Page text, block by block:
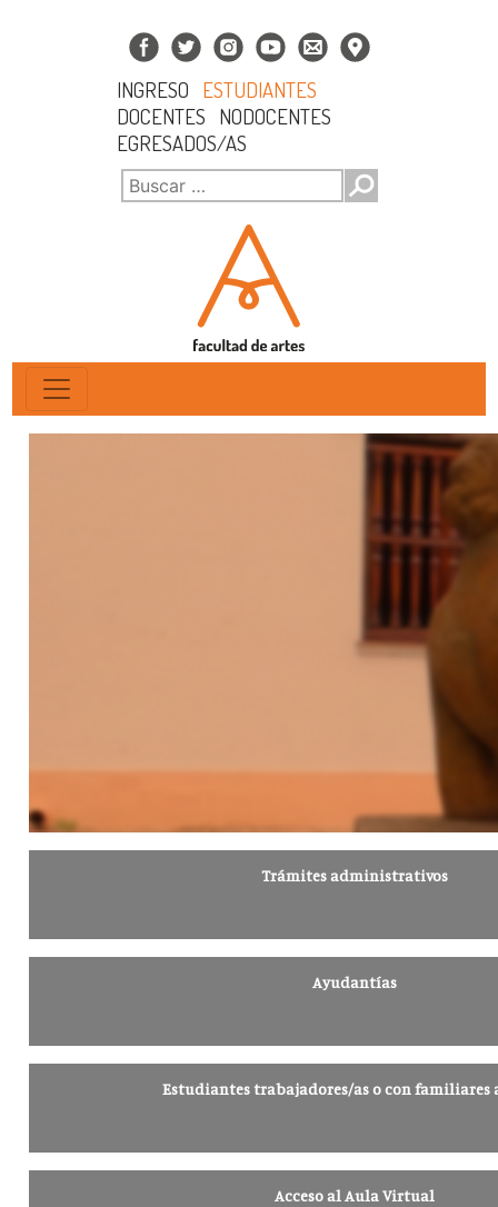
INGRESO
ESTUDIANTES
DOCENTES
NODOCENTES
EGRESADOS/AS
Trámites administrativos
Ayudantías
Estudiantes trabajadores/as o con familiares
Acceso al Aula Virtual